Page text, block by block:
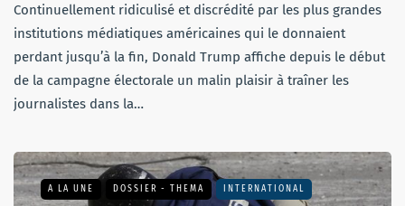
Continuellement ridiculisé et discrédité par les plus grandes
institutions médiatiques américaines qui le donnaient
perdant jusqu’à la fin, Donald Trump affiche depuis le début
de la campagne électorale un malin plaisir à traîner les
journalistes dans la…
A LA UNE DOSSIER - THEMA INTERNATIONAL